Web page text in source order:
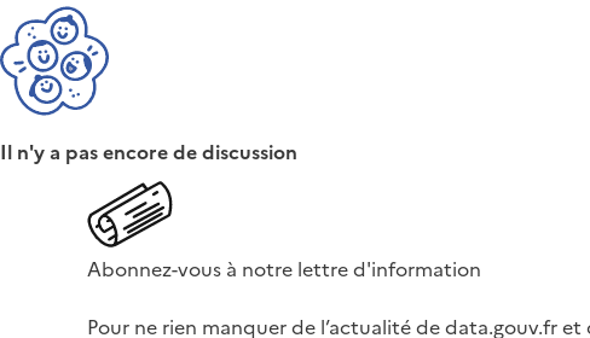
Il n'y a pas encore de discussion
Abonnez-vous à notre lettre d'information
Pour ne rien manquer de l’actualité de data.gouv.fr